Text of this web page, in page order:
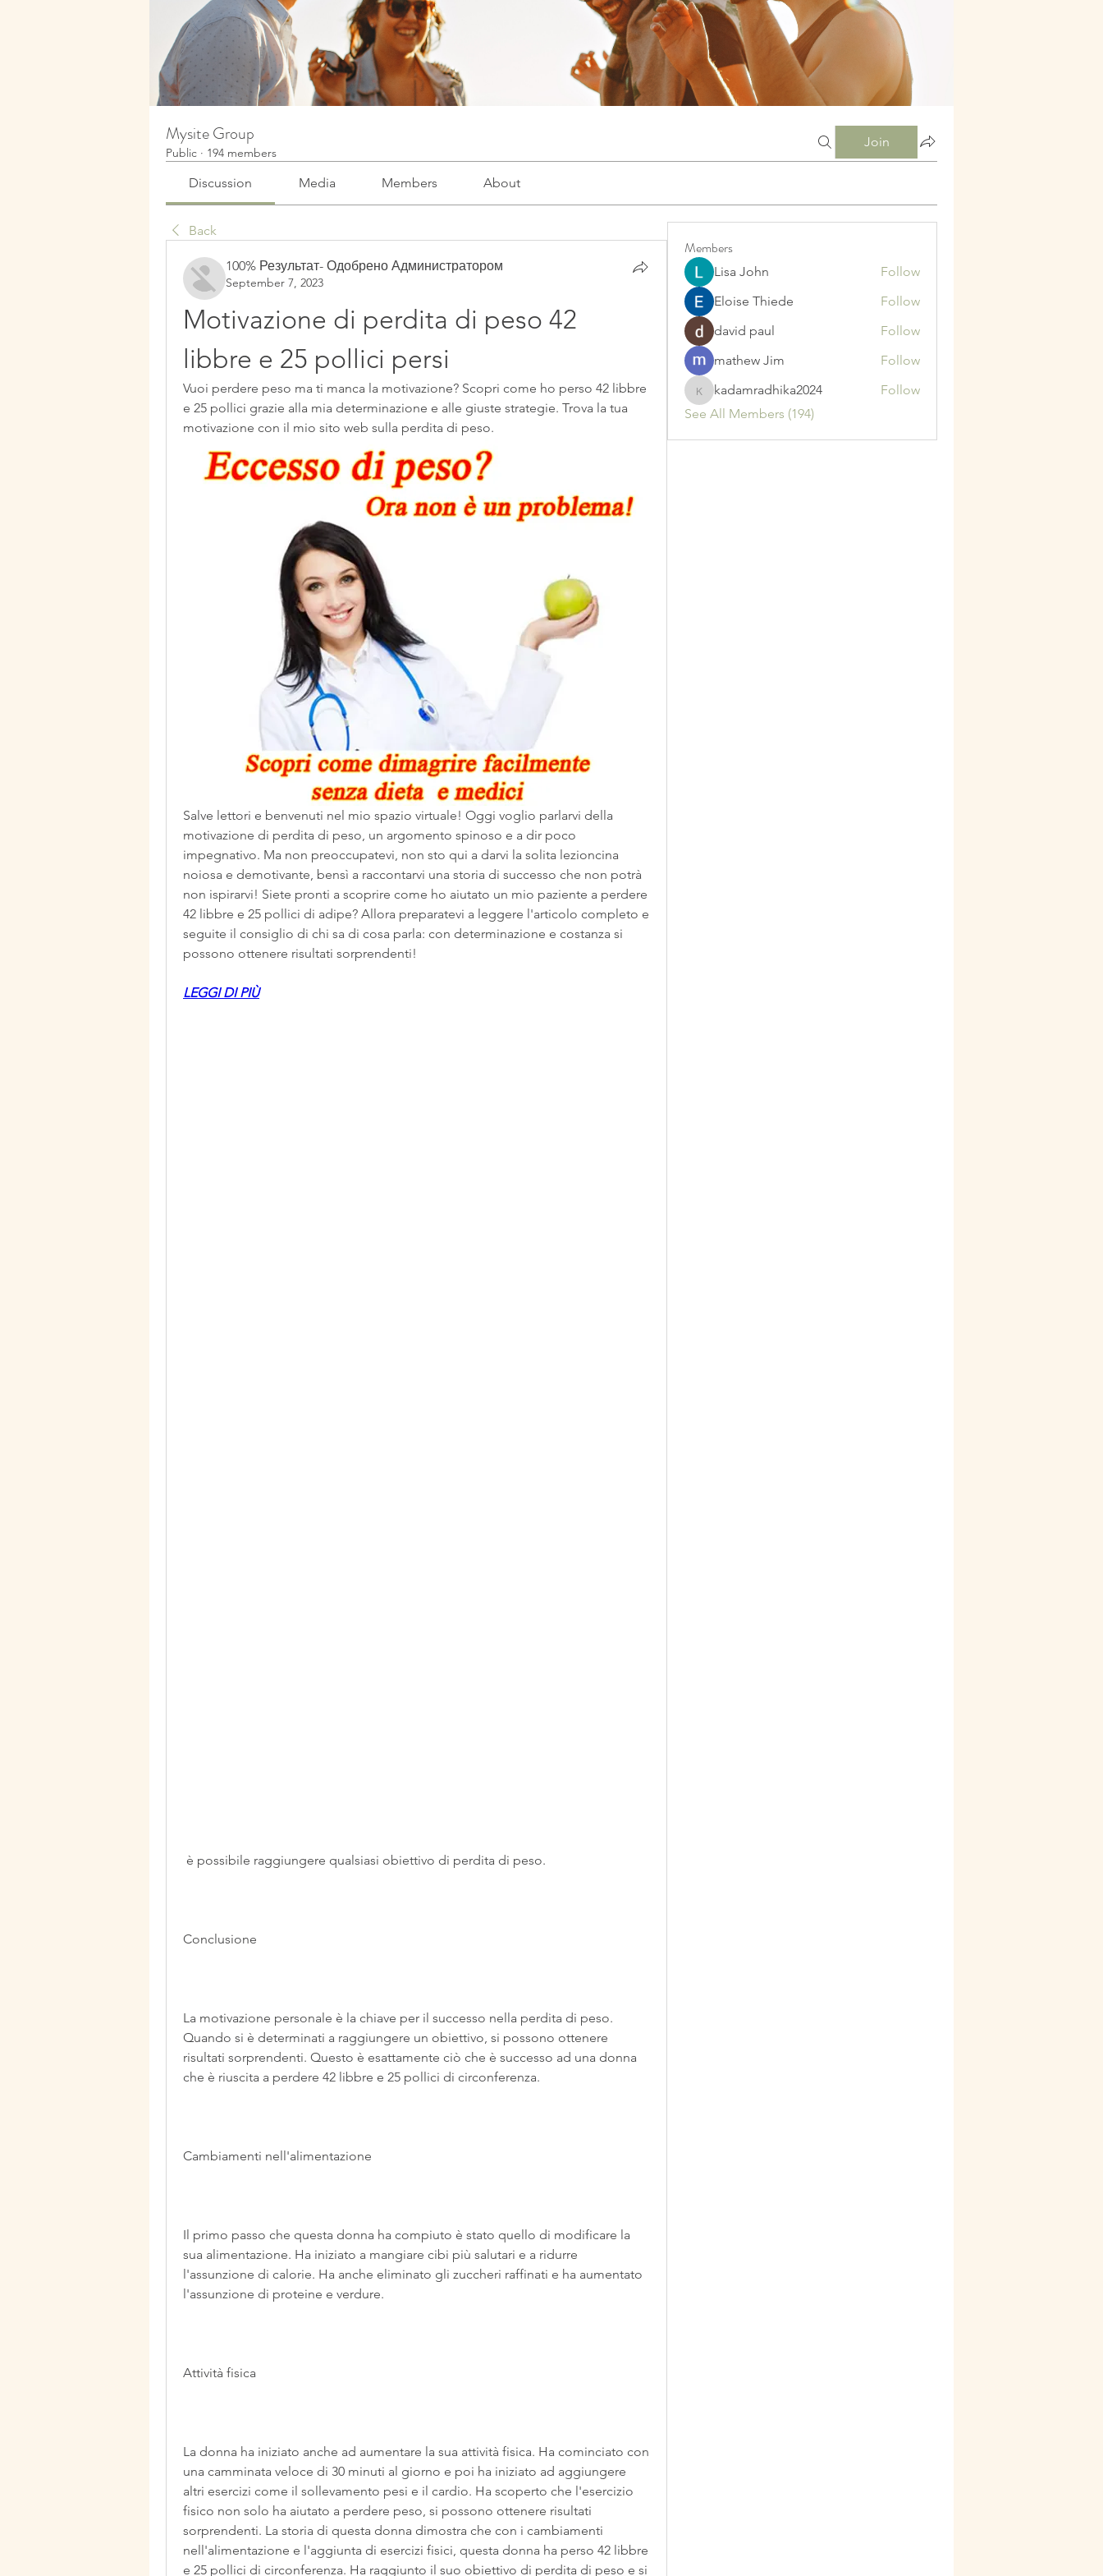
Mysite Group
Public · 194 members
Join
Discussion Media Members About
Back
100% Результат- Одобрено Администратором
September 7, 2023
Motivazione di perdita di peso 42
libbre e 25 pollici persi
Vuoi perdere peso ma ti manca la motivazione? Scopri come ho perso 42 libbre
e 25 pollici grazie alla mia determinazione e alle giuste strategie. Trova la tua
motivazione con il mio sito web sulla perdita di peso.
Salve lettori e benvenuti nel mio spazio virtuale! Oggi voglio parlarvi della
motivazione di perdita di peso, un argomento spinoso e a dir poco
impegnativo. Ma non preoccupatevi, non sto qui a darvi la solita lezioncina
noiosa e demotivante, bensì a raccontarvi una storia di successo che non potrà
non ispirarvi! Siete pronti a scoprire come ho aiutato un mio paziente a perdere
42 libbre e 25 pollici di adipe? Allora preparatevi a leggere l'articolo completo e
seguite il consiglio di chi sa di cosa parla: con determinazione e costanza si
possono ottenere risultati sorprendenti!
LEGGI DI PIÙ
è possibile raggiungere qualsiasi obiettivo di perdita di peso.
Conclusione
La motivazione personale è la chiave per il successo nella perdita di peso.
Quando si è determinati a raggiungere un obiettivo, si possono ottenere
risultati sorprendenti. Questo è esattamente ciò che è successo ad una donna
che è riuscita a perdere 42 libbre e 25 pollici di circonferenza.
Cambiamenti nell'alimentazione
Il primo passo che questa donna ha compiuto è stato quello di modificare la
sua alimentazione. Ha iniziato a mangiare cibi più salutari e a ridurre
l'assunzione di calorie. Ha anche eliminato gli zuccheri raffinati e ha aumentato
l'assunzione di proteine e verdure.
Attività fisica
La donna ha iniziato anche ad aumentare la sua attività fisica. Ha cominciato con
una camminata veloce di 30 minuti al giorno e poi ha iniziato ad aggiungere
altri esercizi come il sollevamento pesi e il cardio. Ha scoperto che l'esercizio
fisico non solo ha aiutato a perdere peso, si possono ottenere risultati
sorprendenti. La storia di questa donna dimostra che con i cambiamenti
nell'alimentazione e l'aggiunta di esercizi fisici, questa donna ha perso 42 libbre
e 25 pollici di circonferenza. Ha raggiunto il suo obiettivo di perdita di peso e si
Members
Lisa John
Follow
Eloise Thiede
Follow
david paul
Follow
mathew Jim
Follow
kadamradhika2024
kadamradhika2024
Follow
See All Members (194)